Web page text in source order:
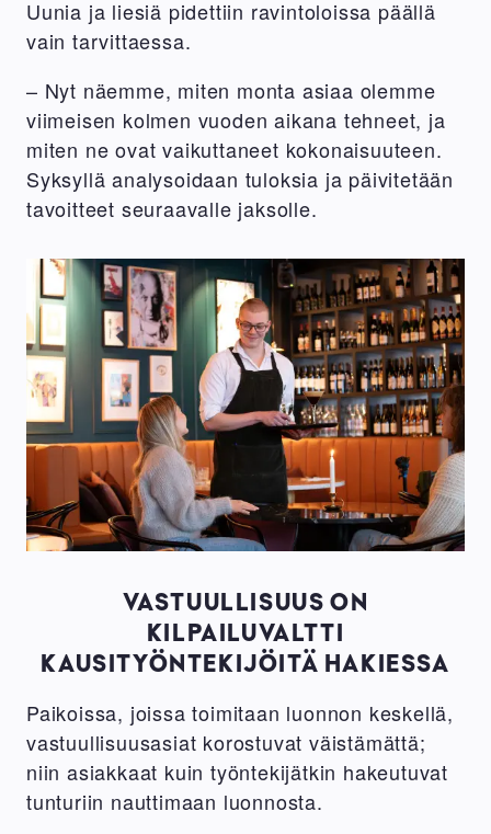
Uunia ja liesiä pidettiin ravintoloissa päällä
vain tarvittaessa.
– Nyt näemme, miten monta asiaa olemme
viimeisen kolmen vuoden aikana tehneet, ja
miten ne ovat vaikuttaneet kokonaisuuteen.
Syksyllä analysoidaan tuloksia ja päivitetään
tavoitteet seuraavalle jaksolle.
VASTUULLISUUS ON
KILPAILUVALTTI
KAUSITYÖNTEKIJÖITÄ HAKIESSA
Paikoissa, joissa toimitaan luonnon keskellä,
vastuullisuusasiat korostuvat väistämättä;
niin asiakkaat kuin työntekijätkin hakeutuvat
tunturiin nauttimaan luonnosta.